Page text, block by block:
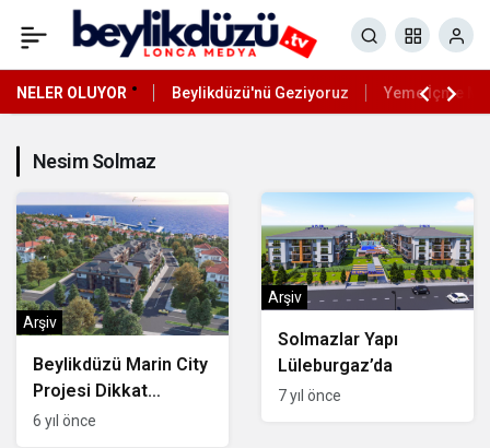
NELER OLUYOR Beylikdüzü'nü Geziyoruz Yeme İçme
Nesim Solmaz
Beylikdüzü Marin City
Projesi Dikkat
Çekiyor!
Arşiv
6 yıl önce
Solmazlar Yapı
Lüleburgaz’da
Arşiv
7 yıl önce